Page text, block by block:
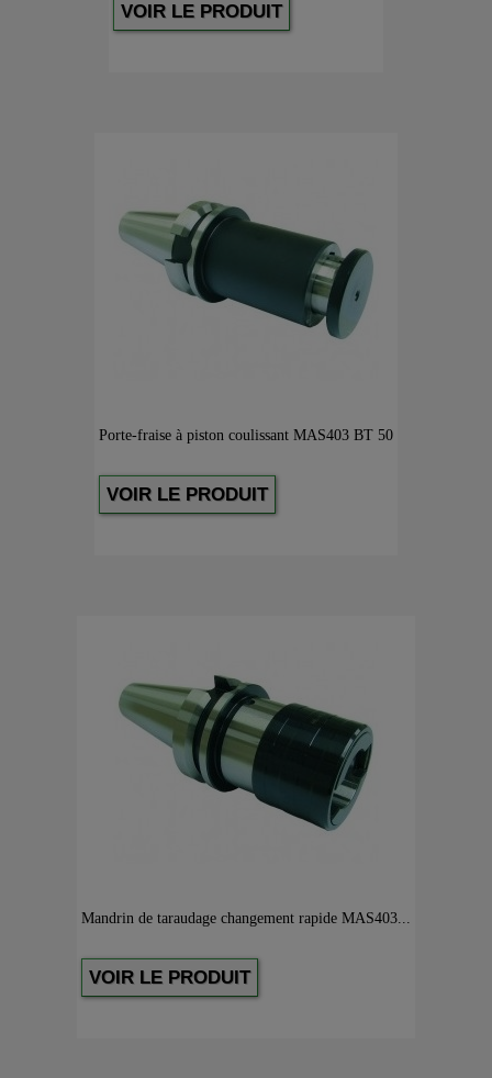
VOIR LE PRODUIT
Porte-fraise à piston coulissant MAS403 BT 50
VOIR LE PRODUIT
Mandrin de taraudage changement rapide MAS403...
VOIR LE PRODUIT